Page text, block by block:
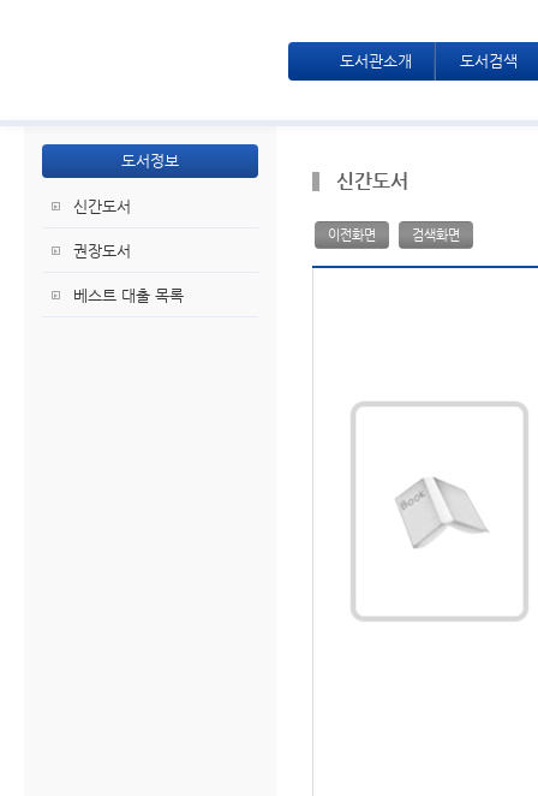
도서관소개 도서검색
도서정보
신간도서
권장도서
베스트 대출 목록
신간도서
이전화면 검색화면